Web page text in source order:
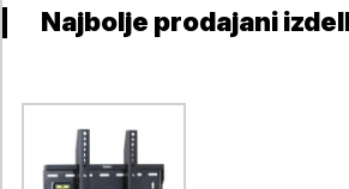
Najbolje prodajani